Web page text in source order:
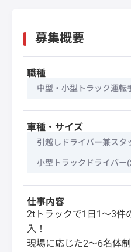
募集概要
職種
中型・小型トラック運転
車種・サイズ
引越しドライバー兼スタ
小型トラックドライバー
仕事内容
2tトラックで1日1〜3件
入！
現場に応じた2〜6名体